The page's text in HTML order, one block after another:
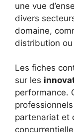
une vue
divers
domaine,
distribution
Les fiches
sur les
performance.
partenariat et